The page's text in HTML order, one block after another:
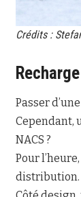
Crédits :
Passer
Cependant,
NACS ?
Pour
distribution.